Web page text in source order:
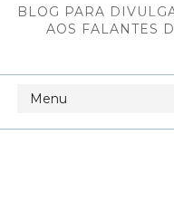
BLOG PARA
AOS FALANTES